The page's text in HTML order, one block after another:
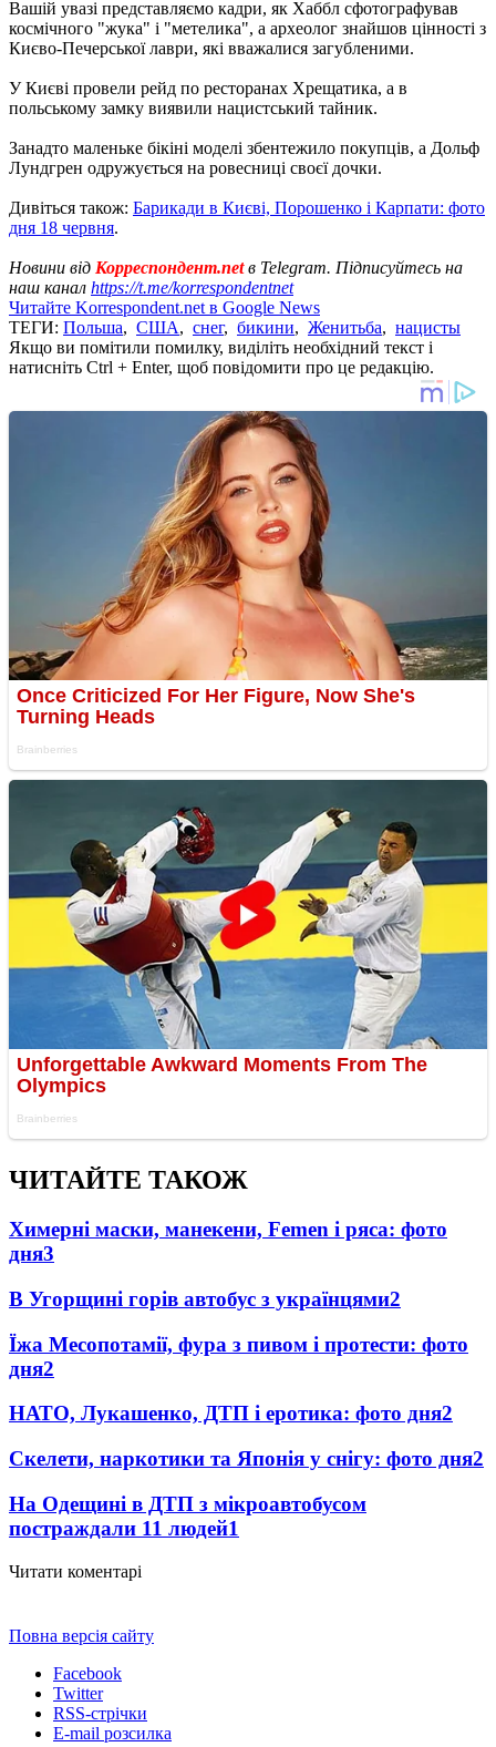
Вашій увазі представляємо кадри, як Хаббл сфотографував
космічного "жука" і "метелика", а археолог знайшов цінності з
Києво-Печерської лаври, які вважалися загубленими.
У Києві провели рейд по ресторанах Хрещатика, а в
польському замку виявили нацистський тайник.
Занадто маленьке бікіні моделі збентежило покупців, а Дольф
Лундгрен одружується на ровесниці своєї дочки.
Дивіться також: Барикади в Києві, Порошенко і Карпати: фото
дня 18 червня.
Новини від Корреспондент.netв Telegram. Підписуйтесь на
наш канал https://t.me/korrespondentnet
Читайте Korrespondent.net в Google News
ТЕГИ: Польша, США, снег, бикини, Женитьба, нацисты
Якщо ви помітили помилку, виділіть необхідний текст і
натисніть Ctrl + Enter, щоб повідомити про це редакцію.
ЧИТАЙТЕ ТАКОЖ
Химерні маски, манекени, Femen і ряса: фото
дня3
В Угорщині горів автобус з українцями2
Їжа Месопотамії, фура з пивом і протести: фото
дня2
НАТО, Лукашенко, ДТП і еротика: фото дня2
Скелети, наркотики та Японія у снігу: фото дня2
На Одещині в ДТП з мікроавтобусом
постраждали 11 людей1
Читати коментарі
Повна версія сайту
Facebook
Twitter
RSS-стрічки
E-mail розсилка